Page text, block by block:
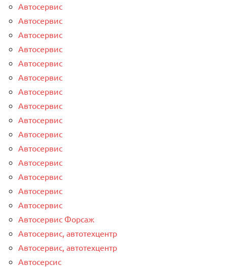
Автосервис
Автосервис
Автосервис
Автосервис
Автосервис
Автосервис
Автосервис
Автосервис
Автосервис
Автосервис
Автосервис
Автосервис
Автосервис
Автосервис
Автосервис
Автосервис Форсаж
Автосервис, автотехцентр
Автосервис, автотехцентр
Автосерсис